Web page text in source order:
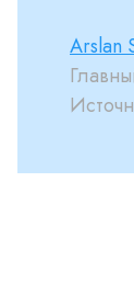
Arslan